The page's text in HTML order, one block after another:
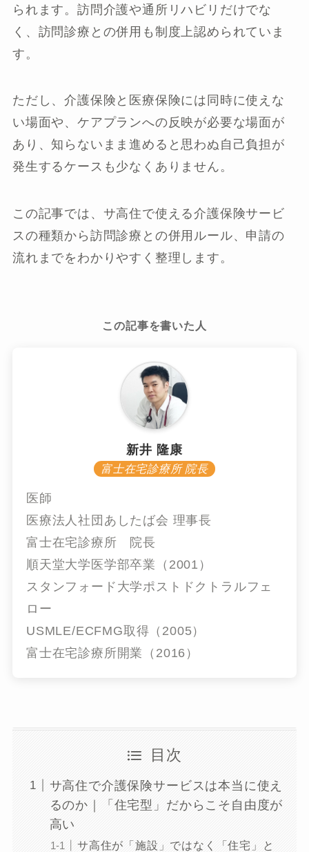
られます。訪問介護や通所リハビリだけでな
く、訪問診療との併用も制度上認められていま
す。
ただし、介護保険と医療保険には同時に使えな
い場面や、ケアプランへの反映が必要な場面が
あり、知らないまま進めると思わぬ自己負担が
発生するケースも少なくありません。
この記事では、サ高住で使える介護保険サービ
スの種類から訪問診療との併用ルール、申請の
流れまでをわかりやすく整理します。
この記事を書いた人
新井 隆康
富士在宅診療所 院長
医師
医療法人社団あしたば会 理事長
富士在宅診療所 院長
順天堂大学医学部卒業（2001）
スタンフォード大学ポストドクトラルフェ
ロー
USMLE/ECFMG取得（2005）
富士在宅診療所開業（2016）
目次
サ高住で介護保険サービスは本当に使え
るのか｜「住宅型」だからこそ自由度が
高い
サ高住が「施設」ではなく「住宅」と